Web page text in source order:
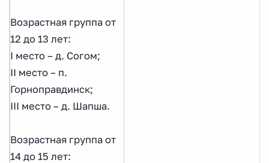
Возрастная группа от
12 до 13 лет:
I место – д. Согом;
II место – п.
Горноправдинск;
III место – д. Шапша.
Возрастная группа от
14 до 15 лет: